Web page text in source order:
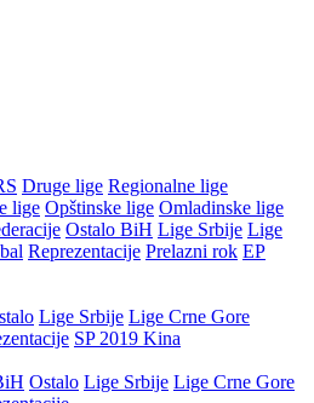
Druge lige Regionalne lige
lige Opštinske lige Omladinske lige
Ostalo BiH Lige Srbije Lige
Reprezentacije Prelazni rok EP
Lige Srbije Lige Crne Gore
SP 2019 Kina
Ostalo Lige Srbije Lige Crne Gore